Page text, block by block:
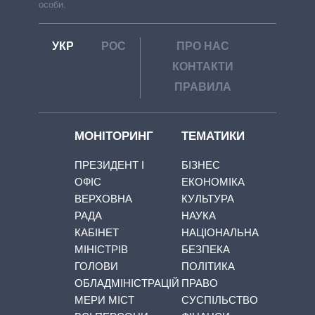
особи.
УКР РОС
ПРО НАС
КОНТАКТИ
ПРАВИЛА
МОНІТОРИНГ
ПРЕЗИДЕНТ І
ОФІС
ВЕРХОВНА
РАДА
КАБІНЕТ
МІНІСТРІВ
ГОЛОВИ
ОБЛАДМІНІСТРАЦІЙ
МЕРИ МІСТ
ТЕМАТИКИ
БІЗНЕС
ЕКОНОМІКА
КУЛЬТУРА
НАУКА
НАЦІОНАЛЬНА
БЕЗПЕКА
ПОЛІТИКА
ПРАВО
СУСПІЛЬСТВО